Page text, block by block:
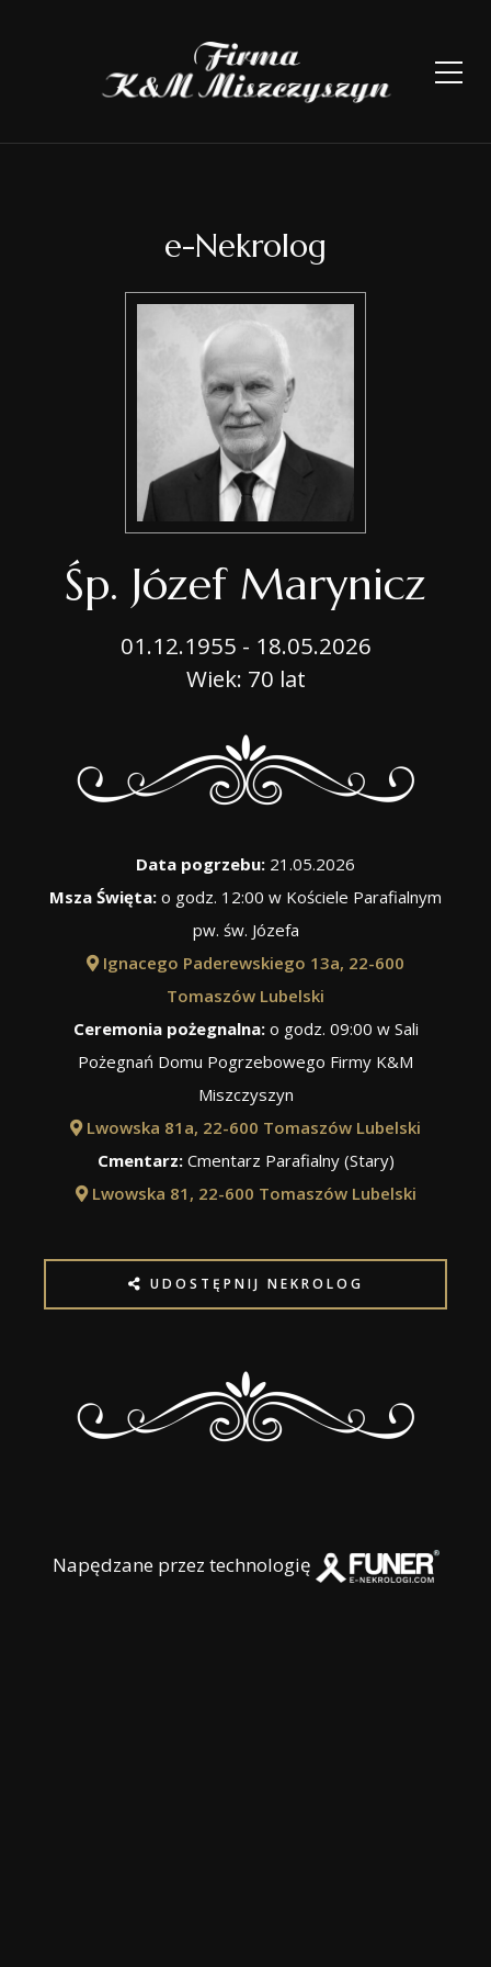
e-Nekrolog
Śp. Józef Marynicz
01.12.1955 - 18.05.2026
Wiek: 70 lat
Data pogrzebu: 21.05.2026
Msza Święta: o godz. 12:00 w Kościele Parafialnym
pw. św. Józefa
Ignacego Paderewskiego 13a, 22-600
Tomaszów Lubelski
Ceremonia pożegnalna:o godz. 09:00 w Sali
Pożegnań Domu Pogrzebowego Firmy K&M
Miszczyszyn
Lwowska 81a, 22-600 Tomaszów Lubelski
Cmentarz:Cmentarz Parafialny (Stary)
Lwowska 81, 22-600 Tomaszów Lubelski
UDOSTĘPNIJ NEKROLOG
Napędzane przez technologię